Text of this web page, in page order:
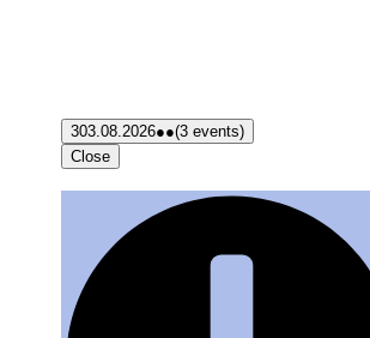
303.08.2026●●(3 events)
Close